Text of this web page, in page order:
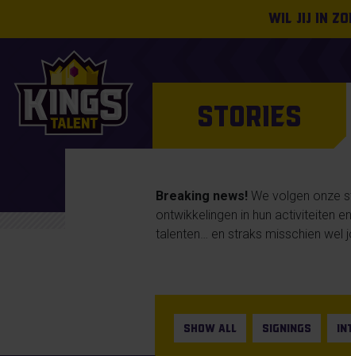
Wil jij in
STORIES
Breaking news! We volgen onze
ontwikkelingen in hun activiteiten
talenten… en straks misschien wel
SHOW ALL SIGNINGS